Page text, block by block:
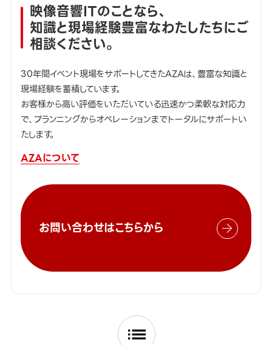
映像音響ITのことなら、
知識と現場経験豊富なわたしたちにご
相談ください。
30年間イベント現場をサポートしてきたAZAは、豊富な知識と
現場経験を蓄積しています。
お客様から高い評価をいただいている迅速かつ柔軟な対応力
で、プランニングからオペレーションまでトータルにサポートい
たします。
AZAについて
お問い合わせはこちらから